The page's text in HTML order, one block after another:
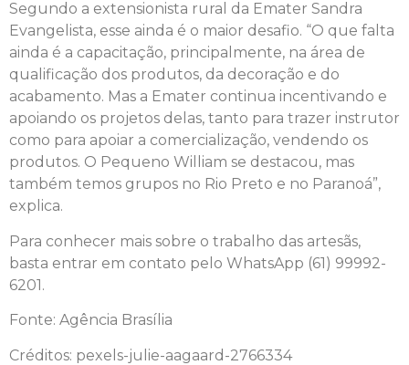
Segundo a extensionista rural da Emater Sandra
Evangelista, esse ainda é o maior desafio. “O que falta
ainda é a capacitação, principalmente, na área de
qualificação dos produtos, da decoração e do
acabamento. Mas a Emater continua incentivando e
apoiando os projetos delas, tanto para trazer instrutor
como para apoiar a comercialização, vendendo os
produtos. O Pequeno William se destacou, mas
também temos grupos no Rio Preto e no Paranoá”,
explica.
Para conhecer mais sobre o trabalho das artesãs,
basta entrar em contato pelo WhatsApp (61) 99992-
6201.
Fonte: Agência Brasília
Créditos: pexels-julie-aagaard-2766334